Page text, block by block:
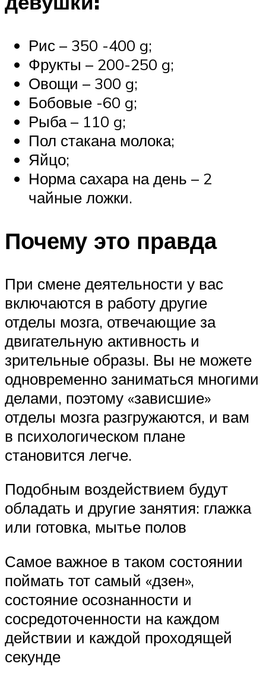
Рис – 350 -400 g;
Фрукты – 200-250 g;
Овощи – 300 g;
Бобовые -60 g;
Рыба – 110 g;
Пол стакана молока;
Яйцо;
Норма сахара на день – 2
чайные ложки.
Почему это правда
При смене деятельности у вас
включаются в работу другие
отделы мозга, отвечающие за
двигательную активность и
зрительные образы. Вы не можете
одновременно заниматься многими
делами, поэтому «зависшие»
отделы мозга разгружаются, и вам
в психологическом плане
становится легче.
Подобным воздействием будут
обладать и другие занятия: глажка
или готовка, мытье полов
Самое важное в таком состоянии
поймать тот самый «дзен»,
состояние осознанности и
сосредоточенности на каждом
действии и каждой проходящей
секунде